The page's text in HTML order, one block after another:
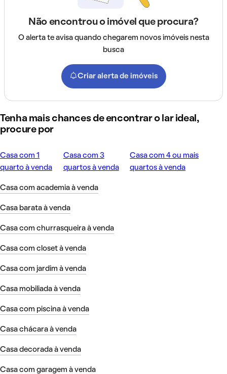
Não encontrou o imóvel que procura?
O alerta te avisa quando chegarem novos imóveis nesta
busca
Criar alerta de imóveis
Tenha mais chances de encontrar o lar ideal,
procure por
Casa com 1
quarto à venda
Casa com 3
quartos à venda
Casa com 4 ou mais
quartos à venda
Casa com academia à venda
Casa barata à venda
Casa com churrasqueira à venda
Casa com closet à venda
Casa com jardim à venda
Casa mobiliada à venda
Casa com piscina à venda
Casa chácara à venda
Casa decorada à venda
Casa com garagem à venda